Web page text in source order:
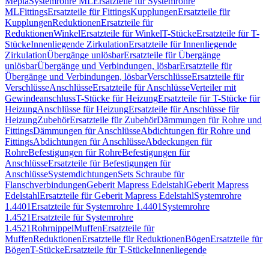
MLFittingsErsatzteile für FittingsKupplungenErsatzteile für
KupplungenReduktionenErsatzteile für
ReduktionenWinkelErsatzteile für WinkelT-StückeErsatzteile für T-
StückeInnenliegende ZirkulationErsatzteile für Innenliegende
ZirkulationÜbergänge unlösbarErsatzteile für Übergänge
unlösbarÜbergänge und Verbindungen, lösbarErsatzteile für
Übergänge und Verbindungen, lösbarVerschlüsseErsatzteile für
VerschlüsseAnschlüsseErsatzteile für AnschlüsseVerteiler mit
GewindeanschlussT-Stücke für HeizungErsatzteile für T-Stücke für
HeizungAnschlüsse für HeizungErsatzteile für Anschlüsse für
HeizungZubehörErsatzteile für ZubehörDämmungen für Rohre und
FittingsDämmungen für AnschlüsseAbdichtungen für Rohre und
FittingsAbdichtungen für AnschlüsseAbdeckungen für
RohreBefestigungen für RohreBefestigungen für
AnschlüsseErsatzteile für Befestigungen für
AnschlüsseSystemdichtungenSets Schraube für
FlanschverbindungenGeberit Mapress EdelstahlGeberit Mapress
EdelstahlErsatzteile für Geberit Mapress EdelstahlSystemrohre
1.4401Ersatzteile für Systemrohre 1.4401 Systemrohre
1.4521Ersatzteile für Systemrohre
1.4521RohrnippelMuffenErsatzteile für
MuffenReduktionenErsatzteile für ReduktionenBögenErsatzteile für
BögenT-StückeErsatzteile für T-StückeInnenliegende